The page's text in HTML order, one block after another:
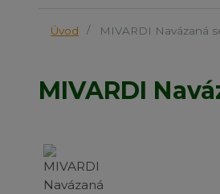
Úvod MIVARDI Navázaná
MIVARDI